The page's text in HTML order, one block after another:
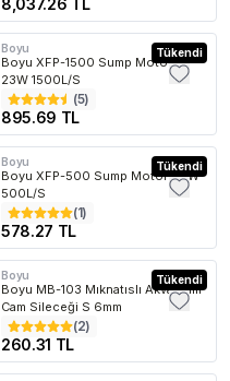
8,037.26 TL
Tükendi
Boyu
Boyu XFP-1500 Sump Motoru
23W 1500L/S
(5)
895.69 TL
Tükendi
Boyu
Boyu XFP-500 Sump Motoru 6W
500L/S
(1)
578.27 TL
Tükendi
Boyu
Boyu MB-103 Mıknatıslı Akvaryum
Cam Sileceği S 6mm
(2)
260.31 TL